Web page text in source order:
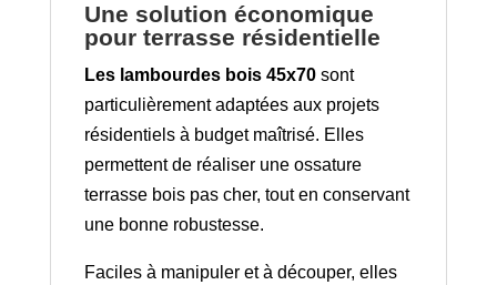
Une solution économique
pour terrasse résidentielle
Les lambourdes bois 45x70sont
particulièrement adaptées aux projets
résidentiels à budget maîtrisé. Elles
permettent de réaliser une ossature
terrasse bois pas cher, tout en conservant
une bonne robustesse.
Faciles à manipuler et à découper, elles